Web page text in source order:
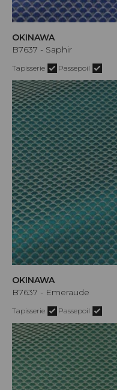
OKINAWA
B7637 - Saphir
Tapisserie Passepoil
OKINAWA
B7637 - Emeraude
Tapisserie Passepoil